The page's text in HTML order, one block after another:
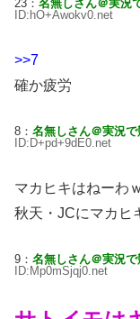
23： 名無しさん＠実況
ID:hO+Awokv0.net
>>7
確か疲労
8： 名無しさん＠実況で
ID:D+pd+9dE0.net
マカヒキはねーわｗ
秋天・JCにマカヒ
9： 名無しさん＠実況で
ID:Mp0mSjqj0.net